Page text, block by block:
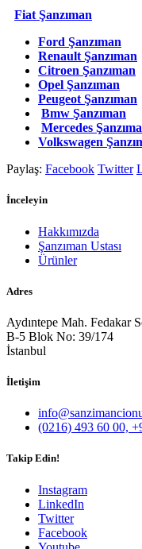
Fiat Şanzıman
Ford Şanzıman
Renault Şanzıman
Citroen Şanzıman
Opel Şanzıman
Peugeot Şanzıman
Bmw Şanzıman
Mercedes
Volkswagen
Paylaş: Facebook Twitter
İnceleyin
Hakkımızda
Şanzıman Ustası
Ürünler
Adres
Aydıntepe Mah. Fedakar
B-5 Blok No: 39/174
İstanbul
İletişim
(0216) 493 60 00,
Takip Edin!
Instagram
LinkedIn
Twitter
Facebook